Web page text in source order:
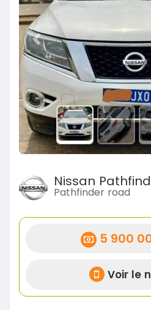
Previous
Nissan
Pathfinder road
5 900
Voir le